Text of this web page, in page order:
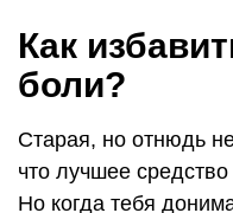
Как
боли?
Старая, но отнюдь
что лучшее
Но когда тебя